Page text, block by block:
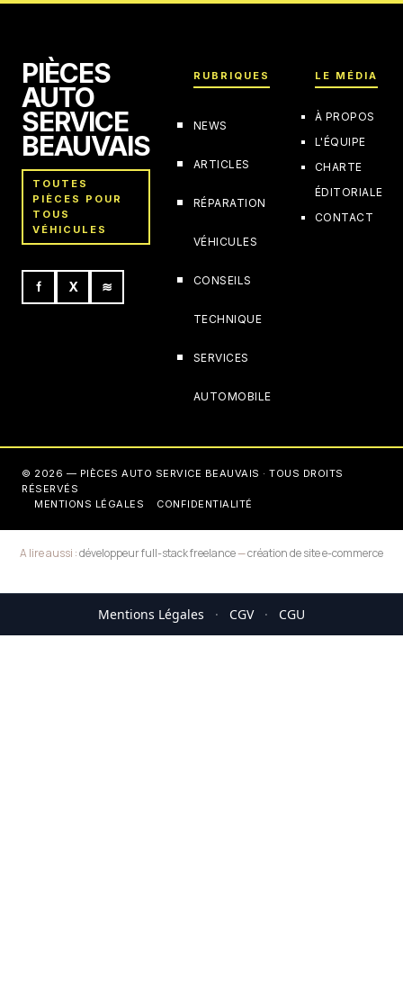
PIÈCES
AUTO
SERVICE
BEAUVAIS
TOUTES
PIÈCES POUR
TOUS
VÉHICULES
f X ≋
RUBRIQUES
NEWS
ARTICLES
RÉPARATION
VÉHICULES
CONSEILS
TECHNIQUE
SERVICES
AUTOMOBILE
LE MÉDIA
À PROPOS
L'ÉQUIPE
CHARTE
ÉDITORIALE
CONTACT
© 2026 — PIÈCES AUTO SERVICE BEAUVAIS · TOUS DROITS
RÉSERVÉS
MENTIONS LÉGALES
CONFIDENTIALITÉ
A lire aussi :développeur full-stack freelance—création de site e-commerce
Mentions Légales · CGV · CGU